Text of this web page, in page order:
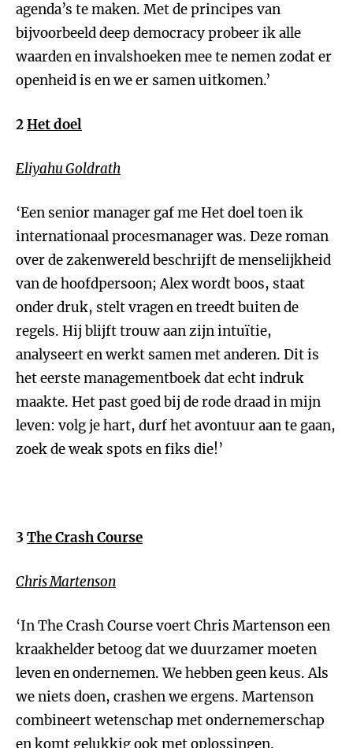
agenda’s te maken. Met de principes van
bijvoorbeeld deep democracy probeer ik alle
waarden en invalshoeken mee te nemen zodat er
openheid is en we er samen uitkomen.’
2Het doel
Eliyahu Goldrath
‘Een senior manager gaf me Het doel toen ik
internationaal procesmanager was. Deze roman
over de zakenwereld beschrijft de menselijkheid
van de hoofdpersoon; Alex wordt boos, staat
onder druk, stelt vragen en treedt buiten de
regels. Hij blijft trouw aan zijn intuïtie,
analyseert en werkt samen met anderen. Dit is
het eerste managementboek dat echt indruk
maakte. Het past goed bij de rode draad in mijn
leven: volg je hart, durf het avontuur aan te gaan,
zoek de weak spots en fiks die!’
3 The Crash Course
Chris Martenson
‘In The Crash Course voert Chris Martenson een
kraakhelder betoog dat we duurzamer moeten
leven en ondernemen. We hebben geen keus. Als
we niets doen, crashen we ergens. Martenson
combineert wetenschap met ondernemerschap
en komt gelukkig ook met oplossingen.